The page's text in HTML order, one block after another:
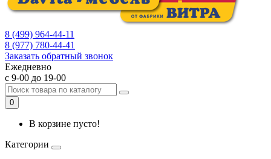
8 (499) 964-44-11
8 (977) 780-44-41
Заказать обратный звонок
Ежедневно
с 9-00 до 19-00
0
В корзине пусто!
Категории